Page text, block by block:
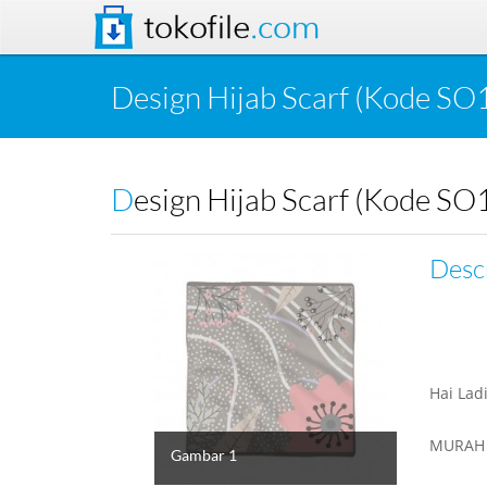
tokofile.com
Design Hijab Scarf (Kode
Design Hijab Scarf (Kode
Gambar 1
Hai